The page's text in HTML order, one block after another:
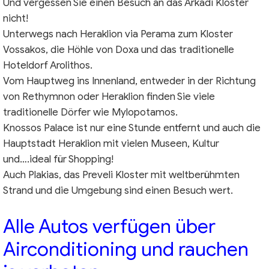
Und vergessen Sie einen Besuch an das Arkadi Kloster
nicht!
Unterwegs nach Heraklion via Perama zum Kloster
Vossakos, die Höhle von Doxa und das traditionelle
Hoteldorf Arolithos.
Vom Hauptweg ins Innenland, entweder in der Richtung
von Rethymnon oder Heraklion finden Sie viele
traditionelle Dörfer wie Mylopotamos.
Knossos Palace ist nur eine Stunde entfernt und auch die
Hauptstadt Heraklion mit vielen Museen, Kultur
und….ideal für Shopping!
Auch Plakias, das Preveli Kloster mit weltberühmten
Strand und die Umgebung sind einen Besuch wert.
Alle Autos verfügen über
Airconditioning und rauchen